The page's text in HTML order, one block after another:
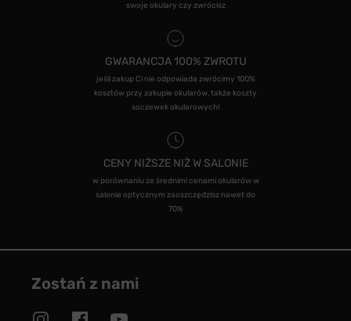
swoje okulary czy zwrócisz
GWARANCJA 100% ZWROTU
jeśli zakup Ci nie odpowiada zwrócimy 100%
kosztów przy zakupie okularów, także koszty
soczewek okularowych!
CENY NIŻSZE NIŻ W SALONIE
w porównaniu ze średnimi cenami okularów w
salonie optycznym zaoszczędzisz nawet do
70%
Zostań z nami